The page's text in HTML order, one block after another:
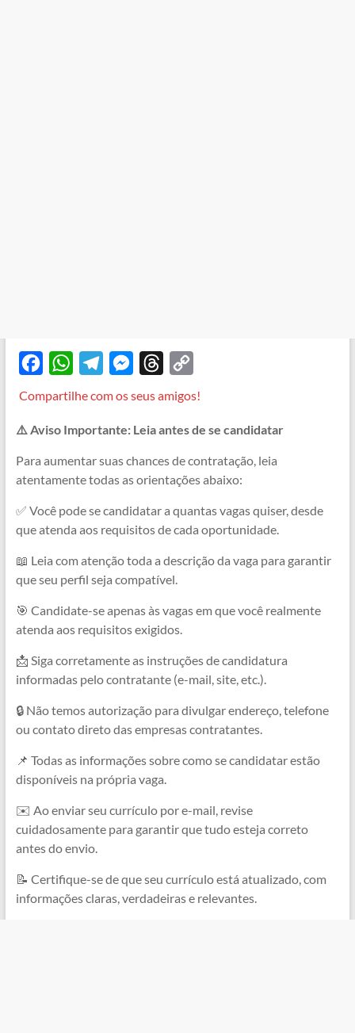
e
b
o
o
k
W
t
s
A
p
p
e
g
r
a
m
M
s
e
n
g
e
e
a
d
s
y
L
i
n
k
Compartilhe com os seus amigos!
⚠️ Aviso Importante: Leia antes de se candidatar
Para aumentar suas chances de contratação, leia
atentamente todas as orientações abaixo:
✅ Você pode se candidatar a quantas vagas quiser, desde
que atenda aos requisitos de cada oportunidade.
📖 Leia com atenção toda a descrição da vaga para garantir
que seu perfil seja compatível.
🎯 Candidate-se apenas às vagas em que você realmente
atenda aos requisitos exigidos.
📩 Siga corretamente as instruções de candidatura
informadas pelo contratante (e-mail, site, etc.).
🔒 Não temos autorização para divulgar endereço, telefone
ou contato direto das empresas contratantes.
📌 Todas as informações sobre como se candidatar estão
disponíveis na própria vaga.
✉️ Ao enviar seu currículo por e-mail, revise
cuidadosamente para garantir que tudo esteja correto
antes do envio.
📝 Certifique-se de que seu currículo está atualizado, com
informações claras, verdadeiras e relevantes.